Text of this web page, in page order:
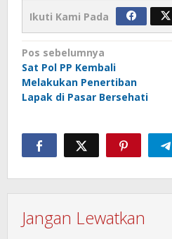
Ikuti Kami Pada
Navigasi
pos
Pos sebelumnya
Sat Pol PP Kembali
Melakukan Penertiban
Lapak di Pasar Bersehati
Jangan Lewatkan